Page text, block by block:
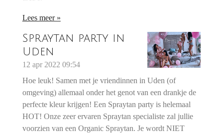
Lees meer »
Spraytan party in
Uden
12 apr 2022 09:54
Hoe leuk! Samen met je vriendinnen in Uden (of
omgeving) allemaal onder het genot van een drankje de
perfecte kleur krijgen! Een Spraytan party is helemaal
HOT! Onze zeer ervaren Spraytan specialiste zal jullie
voorzien van een Organic Spraytan. Je wordt NIET